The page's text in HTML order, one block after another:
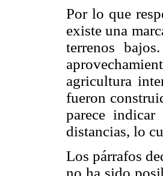
Por lo que
existe una
terrenos
agricultura
fueron
parece
distancias, lo
Los párrafos
no ha sido